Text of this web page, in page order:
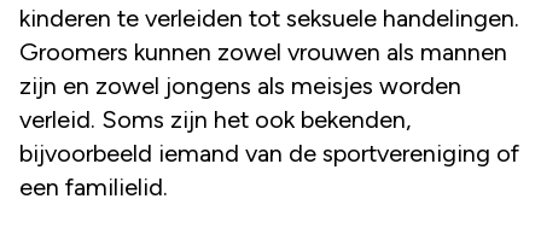
kinderen te verleiden tot seksuele handelingen.
Groomers kunnen zowel vrouwen als mannen
zijn en zowel jongens als meisjes worden
verleid. Soms zijn het ook bekenden,
bijvoorbeeld iemand van de sportvereniging of
een familielid.